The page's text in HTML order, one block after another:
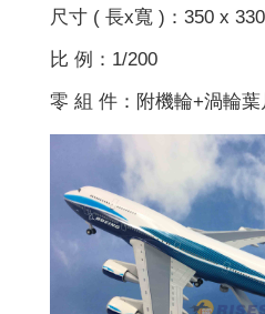
尺寸 ( 長x寬 )：350 x
比 例：1/200
零 組 件：附機輪+渦輪